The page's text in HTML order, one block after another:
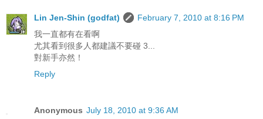
Lin Jen-Shin (godfat)
February 7, 2010 at 8:16 PM
我一直都有在看啊
尤其看到很多人都建議不要碰 3...
對新手亦然！
Reply
Anonymous July 18, 2010 at 9:36 AM